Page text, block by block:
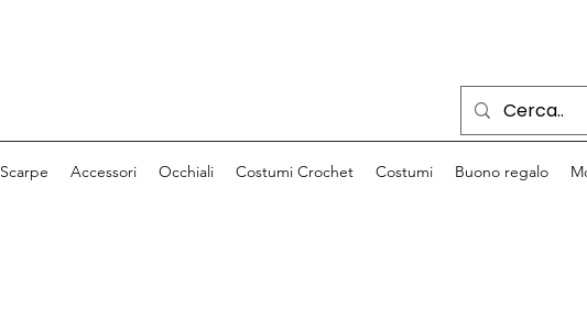
Scarpe Accessori Occhiali Costumi Crochet Costumi Buono regalo